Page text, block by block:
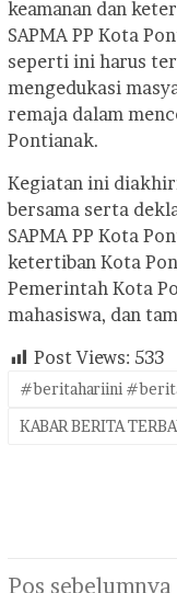
keamanan dan
SAPMA PP Kota
seperti ini harus
mengedukasi
remaja dalam
Pontianak.
Kegiatan ini
bersama serta
SAPMA PP Kota
ketertiban Kota
Pemerintah Kota
mahasiswa, dan
Post Views: 533
#beritahariini
KABAR BERITA
Navigasi
Pos sebelumnya